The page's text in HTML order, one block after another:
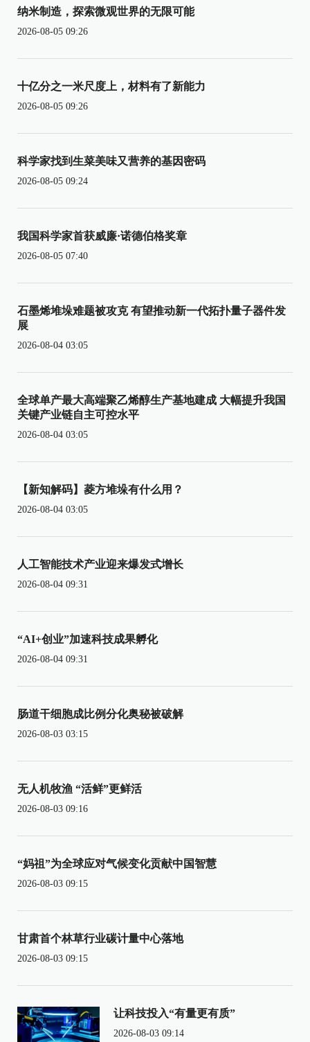
纳米制造，探索微观世界的无限可能
2026-08-05 09:26
十亿分之一米尺度上，材料有了新能力
2026-08-05 09:26
科学家找到生菜美味又营养的基因密码
2026-08-05 09:24
我国科学家首获威廉·诺德伯格奖章
2026-08-05 07:40
石墨烯堆垛难题被攻克 有望推动新一代拓扑量子器件发
展
2026-08-04 03:05
全球单产最大高端聚乙烯醇生产基地建成 大幅提升我国
关键产业链自主可控水平
2026-08-04 03:05
【新知解码】菱方堆垛有什么用？
2026-08-04 03:05
人工智能技术产业迎来爆发式增长
2026-08-04 09:31
“AI+创业”加速科技成果孵化
2026-08-04 09:31
肠道干细胞成比例分化奥秘被破解
2026-08-03 03:15
无人机牧渔 “活鲜”更鲜活
2026-08-03 09:16
“妈祖”为全球应对气候变化贡献中国智慧
2026-08-03 09:15
甘肃首个林草行业碳计量中心落地
2026-08-03 09:15
让科技投入“有量更有质”
2026-08-03 09:14